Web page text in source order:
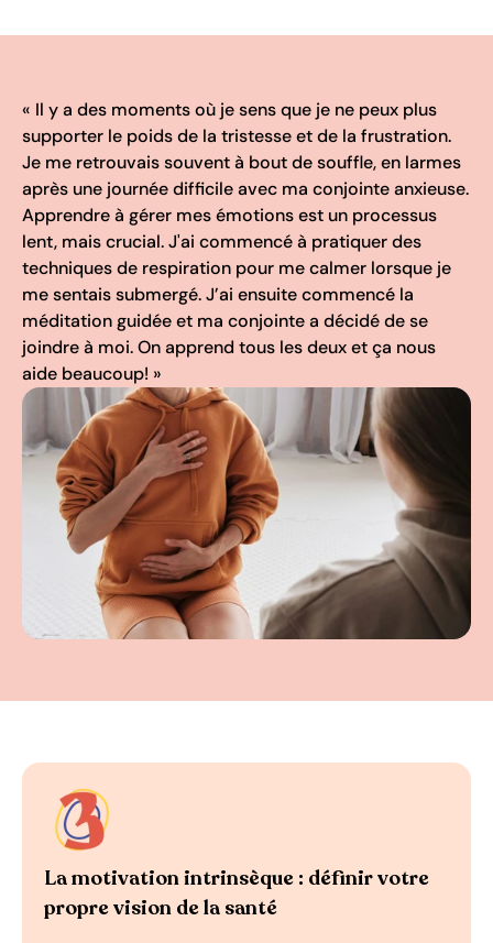
« Il y a des moments où je sens que je ne peux plus
supporter le poids de la tristesse et de la frustration.
Je me retrouvais souvent à bout de souffle, en larmes
après une journée difficile avec ma conjointe anxieuse.
Apprendre à gérer mes émotions est un processus
lent, mais crucial. J'ai commencé à pratiquer des
techniques de respiration pour me calmer lorsque je
me sentais submergé. J’ai ensuite commencé la
méditation guidée et ma conjointe a décidé de se
joindre à moi. On apprend tous les deux et ça nous
aide beaucoup! »
La motivation intrinsèque : définir votre
propre vision de la santé